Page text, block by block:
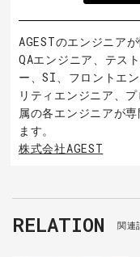
AGESTのエンジニア
QAエンジニア、テス
ー、SI、フロントエ
リティエンジニア、
属の各エンジニアが
ます。
株式会社AGEST
RELATION 関連